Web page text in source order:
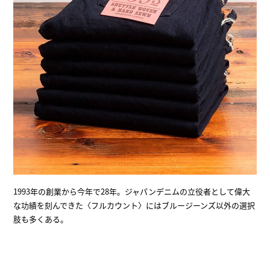
1993年の創業から今年で28年。ジャパンデニムの立役者として偉大
な功績を刻んできた〈フルカウント〉にはブルージーンズ以外の選択
肢も多くある。